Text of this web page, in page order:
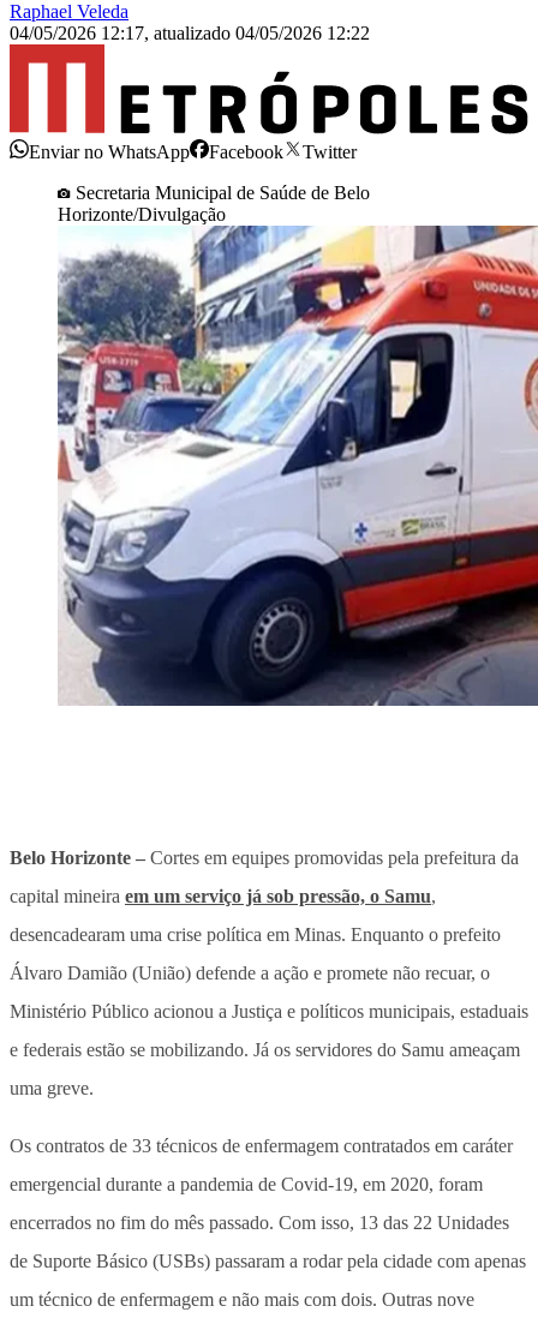
Raphael Veleda
04/05/2026 12:17, atualizado 04/05/2026 12:22
Enviar no WhatsApp Facebook
Twitter
Secretaria Municipal de Saúde de Belo
Horizonte/Divulgação
Belo Horizonte – Cortes em equipes promovidas pela prefeitura da
capital mineira em um serviço já sob pressão, o Samu,
desencadearam uma crise política em Minas. Enquanto o prefeito
Álvaro Damião (União) defende a ação e promete não recuar, o
Ministério Público acionou a Justiça e políticos municipais, estaduais
e federais estão se mobilizando. Já os servidores do Samu ameaçam
uma greve.
Os contratos de 33 técnicos de enfermagem contratados em caráter
emergencial durante a pandemia de Covid-19, em 2020, foram
encerrados no fim do mês passado. Com isso, 13 das 22 Unidades
de Suporte Básico (USBs) passaram a rodar pela cidade com apenas
um técnico de enfermagem e não mais com dois. Outras nove